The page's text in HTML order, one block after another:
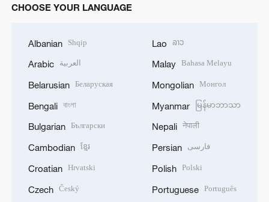
CHOOSE YOUR LANGUAGE
Albanian Shqip
Arabic العربية
Belarusian Беларуская
Bengali বাংলা
Bulgarian Български
Cambodian ខ្មែរ
Croatian Hrvatski
Czech Český
Lao ລາວ
Malay Bahasa Melayu
Mongolian Монгол
Myanmar မြန်မာဘာသာ
Nepali नेपाली
Persian فارسی
Polish Polski
Portuguese Português